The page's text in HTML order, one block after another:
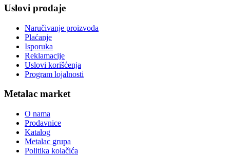
Uslovi prodaje
Naručivanje proizvoda
Plaćanje
Isporuka
Reklamacije
Uslovi korišćenja
Program lojalnosti
Metalac market
O nama
Prodavnice
Katalog
Metalac grupa
Politika kolačića